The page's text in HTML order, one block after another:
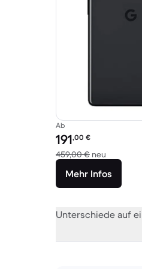
Ab
Preis des erneuerten
191,00 €
459,00 € neu
Mehr Infos
Unterschiede auf